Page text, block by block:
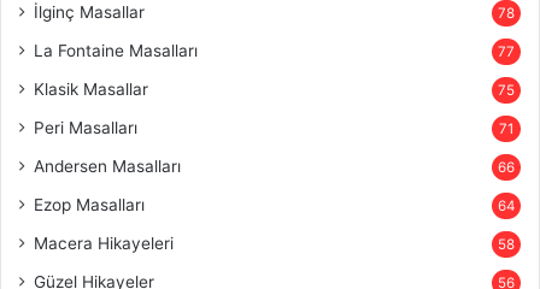
İlginç Masallar 78
La Fontaine Masalları 77
Klasik Masallar 75
Peri Masalları 71
Andersen Masalları 66
Ezop Masalları 64
Macera Hikayeleri 58
Güzel Hikayeler 56